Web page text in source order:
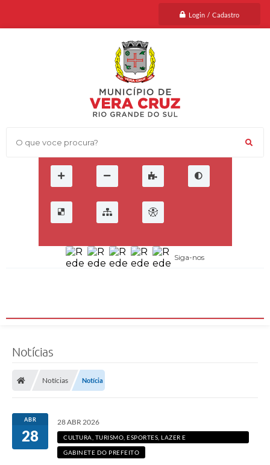
Login / Cadastro
O que voce procura?
Siga-nos
Notícias
Notícias Notícia
ABR
28
28 ABR 2026
CULTURA, TURISMO, ESPORTES, LAZER E
DESENVOLVIMENTO ECONÔMICO
GABINETE DO PREFEITO